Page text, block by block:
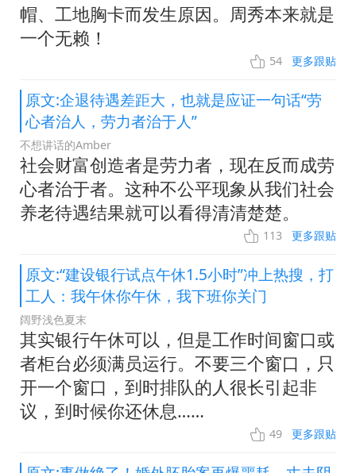
帽、工地胸卡而发生原因。周秀本来就是
一个无赖！
54 更多跟贴
原文:企退待遇差距大，也就是应证一句话“劳
心者治人，劳力者治于人”
不想讲话的Amber
社会财富创造者是劳力者，现在反而成劳
心者治于者。这种不公平现象从我们社会
养老待遇结果就可以看得清清楚楚。
113 更多跟贴
原文:“建设银行试点午休1.5小时”冲上热搜，打
工人：我午休你午休，我下班你关门
阔野浅色夏末
其实银行午休可以，但是工作时间窗口或
者柜台必须满员运行。不要三个窗口，只
开一个窗口，到时排队的人很长引起非
议，到时候你还休息……
49 更多跟贴